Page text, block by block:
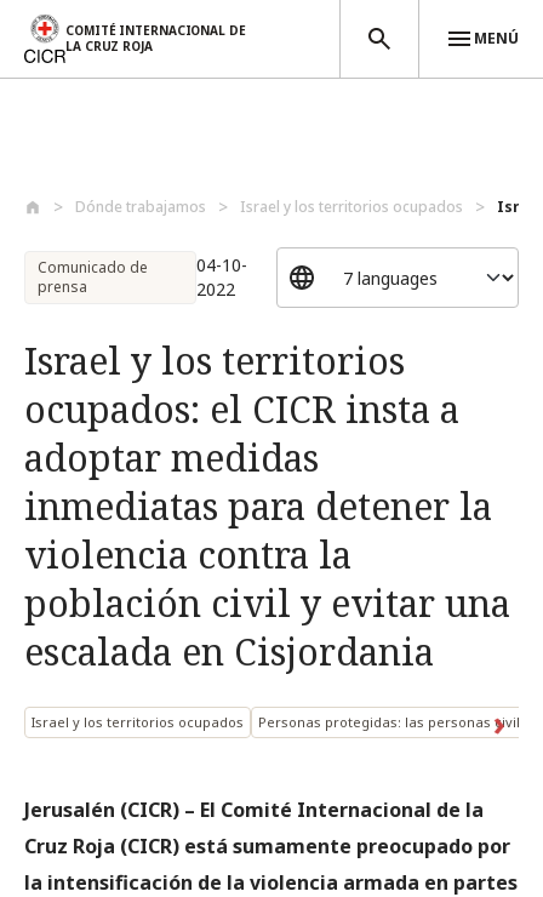
COMITÉ INTERNACIONAL DE
LA CRUZ ROJA
MENÚ
Dónde trabajamos Israel y los territorios ocupados
Comunicado de
prensa
04-10-
2022
Israel y los territorios
ocupados: el CICR insta a
adoptar medidas
inmediatas para detener la
violencia contra la
población civil y evitar una
escalada en Cisjordania
Israel y los territorios ocupados Personas protegidas: las personas civiles
Jerusalén (CICR) – El Comité Internacional de la
Cruz Roja (CICR) está sumamente preocupado por
la intensificación de la violencia armada en partes